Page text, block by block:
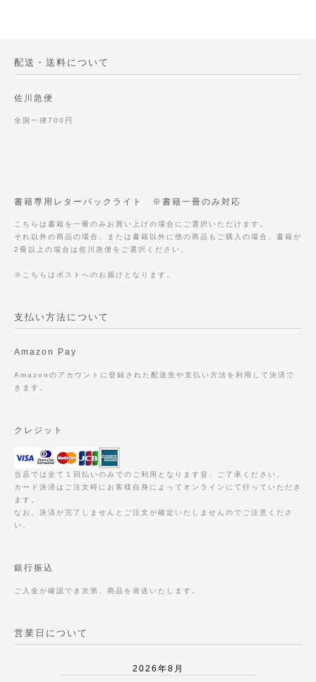
配送・送料について
佐川急便
全国一律700円
書籍専用レターパックライト ※書籍一冊のみ対応
こちらは書籍を一冊のみお買い上げの場合にご選択いただけます。
それ以外の商品の場合、または書籍以外に他の商品もご購入の場合、書籍が
2冊以上の場合は佐川急便をご選択ください。
※こちらはポストへのお届けとなります。
支払い方法について
Amazon Pay
Amazonのアカウントに登録された配送先や支払い方法を利用して決済で
きます。
クレジット
当店では全て１回払いのみでのご利用となります旨、ご了承ください。
カード決済はご注文時にお客様自身によってオンラインにて行っていただき
ます。
なお、決済が完了しませんとご注文が確定いたしませんのでご注意くださ
い。
銀行振込
ご入金が確認でき次第、商品を発送いたします。
営業日について
2026年8月